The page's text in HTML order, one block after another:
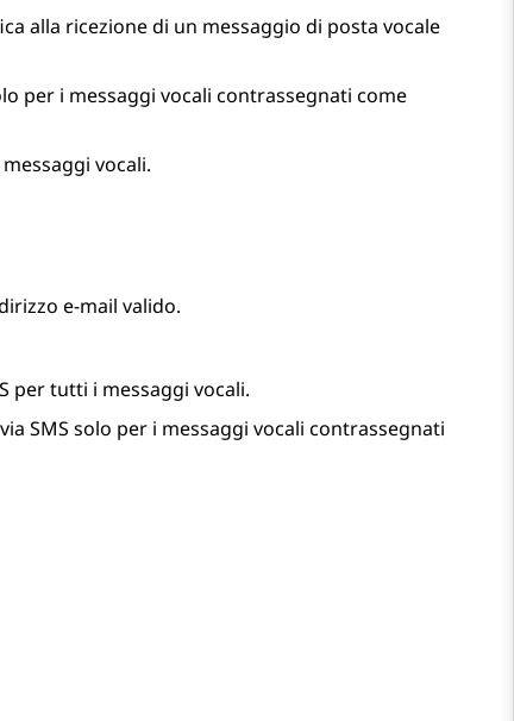
alla ricezione di un messaggio di posta vocale
per i messaggi vocali contrassegnati come
vocali.
e-mail valido.
per tutti i messaggi vocali.
SMS solo per i messaggi vocali contrassegnati